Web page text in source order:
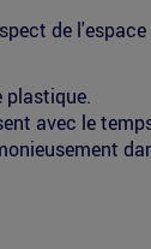
de
plastique.
avec le